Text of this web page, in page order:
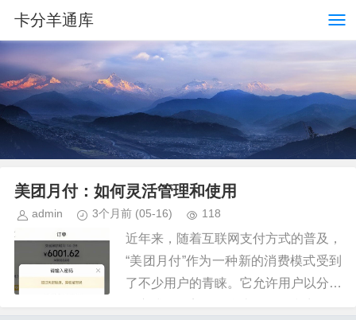
卡分羊通库
美团月付：如何灵活管理和使用
admin 3个月前 (05-16) 118
近年来，随着互联网支付方式的普及，
“美团月付”作为一种新的消费模式受到
了不少用户的青睐。它允许用户以分期